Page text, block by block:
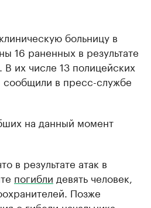
больницу в
16 раненных в результате
В их числе 13 полицейских
сообщили в пресс-службе
на данный момент
в результате атак в
погибли девять человек,
Позже